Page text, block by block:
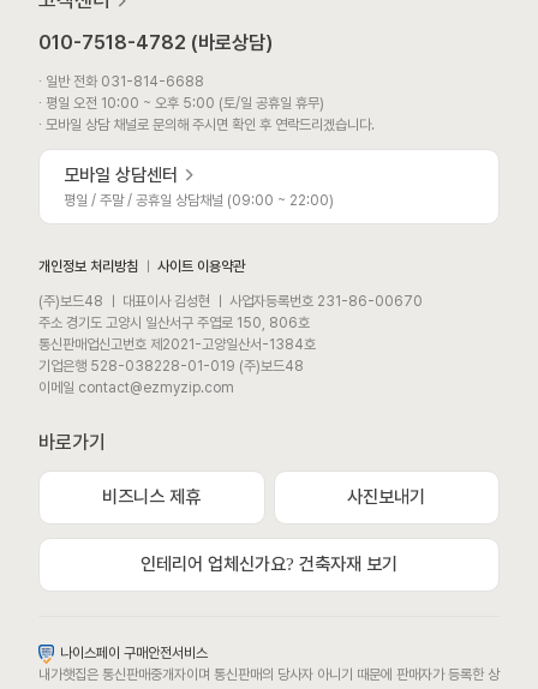
010-7518-4782 (바로상담)
∙ 일반 전화 031-814-6688
∙ 평일 오전 10:00 ~ 오후 5:00 (토/일 공휴일 휴무)
∙ 모바일 상담 채널로 문의해 주시면 확인 후 연락드리겠습니다.
모바일 상담센터
평일 / 주말 / 공휴일 상담채널 (09:00 ~ 22:00)
개인정보 처리방침ㅣ 사이트 이용약관
(주)보드48 ㅣ 대표이사 김성현 ㅣ 사업자등록번호 231-86-00670
주소 경기도 고양시 일산서구 주엽로 150, 806호
통신판매업신고번호 제2021-고양일산서-1384호
기업은행 528-038228-01-019 (주)보드48
이메일 contact@ezmyzip.com
바로가기
비즈니스 제휴 사진보내기
인테리어 업체신가요? 건축자재 보기
나이스페이 구매안전서비스
내가햇집은 통신판매중개자이며 통신판매의 당사자 아니기 때문에 판매자가 등록한 상
모바일 상담채널
평일 / 주말 / 공휴일 상담채널 (09:00 ~ 22:00)